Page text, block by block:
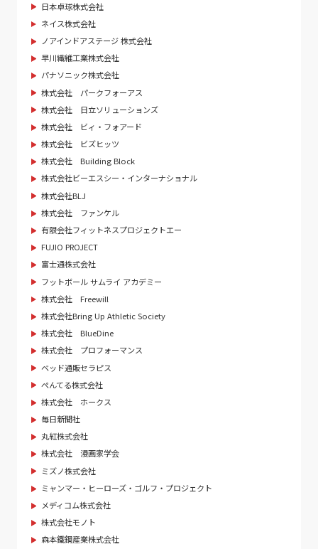
日本卓球株式会社
ネイス株式会社
ノアインドアステージ 株式会社
早川繊維工業株式会社
パナソニック株式会社
株式会社 パークフォーアス
株式会社 日立ソリューションズ
株式会社 ビィ・フォアード
株式会社 ビズヒッツ
株式会社 Building Block
株式会社ビーエスシー・インターナショナル
株式会社BLJ
株式会社 ファンケル
有限会社フィットネスプロジェクトエー
FUJIO PROJECT
富士通株式会社
フットボール サムライ アカデミー
株式会社 Freewill
株式会社Bring Up Athletic Society
株式会社 BlueDine
株式会社 プロフォーマンス
ベッド通販セラピス
ぺんてる株式会社
株式会社 ホークス
毎日新聞社
丸紅株式会社
株式会社 漫画家学会
ミズノ株式会社
ミャンマー・ヒーローズ・ゴルフ・プロジェクト
メディコム株式会社
株式会社モノト
森本鐵鋼産業株式会社